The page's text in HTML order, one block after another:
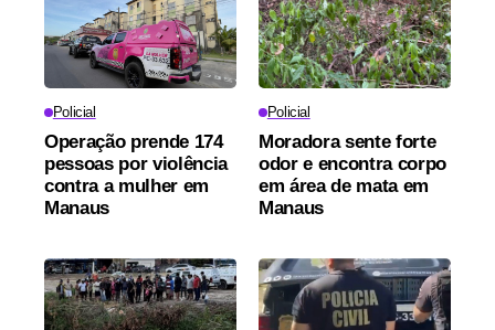
Policial
Operação prende 174
pessoas por violência
contra a mulher em
Manaus
Policial
Moradora sente forte
odor e encontra corpo
em área de mata em
Manaus